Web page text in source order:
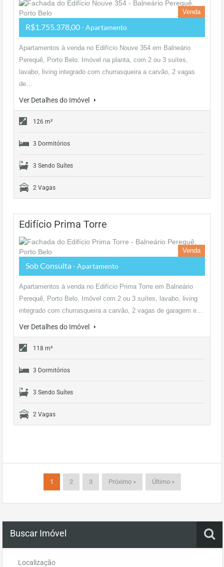
Venda
R$1.755.378,00- Apartamento
Apartamentos à venda no Edifício Nouve 354 em Balneário
Perequê, Porto Belo. Imóvel na planta, com 2 ou 3 suítes,
lavabo, living integrado com churrasqueira a carvão, 2 vagas
de…
Ver Detalhes do Imóvel
126 m²
3 Dormitórios
3 Sendo Suítes
2 Vagas
Edifício Prima Torre
Venda
Sob Consulta - Apartamento
Apartamentos à venda no Edifício Prima Torre em Balneário
Perequê, Porto Belo. Imóvel com 2 ou 3 suítes, lavabo, living
integrado com churrasqueira a carvão, 2 vagas de garagem e…
Ver Detalhes do Imóvel
118 m²
3 Dormitórios
3 Sendo Suítes
2 Vagas
1 2 3 Próximo » Último »
Buscar Imóvel
Localização